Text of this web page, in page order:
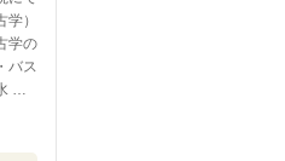
）
学の
バス
…